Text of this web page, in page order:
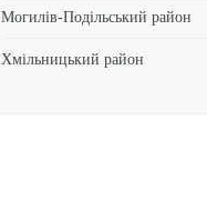
Могилів-Подільський район
Хмільницький район